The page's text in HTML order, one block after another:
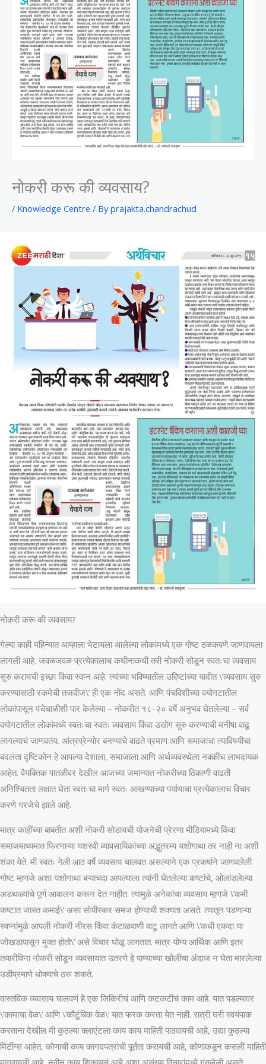
नोकरी करू की व्यवसाय?
/ Knowledge Centre / Byprajakta.chandrachud
नोकरी करू की व्यवसाय?
गेल्या काही महिन्यात आम्हाला भेटायला आलेल्या लोकांमध्ये एक गोष्ट ठळकपणे जाणवायला
लागली आहे. जवळजवळ प्रत्येकालाच कधीनाकधी तरी नोकरी सोडून स्वतःचा व्यवसाय
सुरु करायची इच्छा किंवा स्वप्न आहे. त्यांच्या भविष्यातील उद्दिष्टांच्या यादीत \’व्यवसाय सुरु
करण्यासाठी रकमेची तजवीज\’ ही एक नोंद असते. आणि पंचविशीच्या वयोगटातील
लोकांपासून पंचेचाळीशी पार केलेल्या – नोकरीत १८-२० वर्षे अनुभव घेतलेल्या – सर्व
वयोगटातील लोकांमध्ये स्वतःचा स्वतः व्यवसाय किंवा उद्योग सुरु करण्याची मनीषा वाढू
लागल्याचं जाणवतंय. आंत्रप्रेन्योर बनण्याचे वाढते प्रमाण आणि समाजाचा त्याविषयीचा
बदलता दृष्टिकोन हे आपल्या देशाला, समाजाला आणि अर्थव्यवस्थेला नक्कीच लाभदायक
आहेत. वैयक्तिक पातळीवर देखील आजच्या जमान्यात नोकरीच्या ठिकाणी वाढती
अनिश्चितता लक्षात घेता स्वतःचा मार्ग स्वतः आखण्याच्या पर्यायाचा प्रत्येकालाच विचार
करणे गरजेचे झाले आहे.
मात्र काहींच्या बाबतीत अशी नोकरी सोडायची योजनेची प्रेरणा मीडियामध्ये किंवा
समाजमाध्यमात फिरणाऱ्या यशस्वी व्यावसायिकांच्या अद्भुतरम्य यशोगाथा तर नाही ना अशी
शंका येते. मी स्वतः गेली आठ वर्षे व्यवसाय चालवत असल्याने एक प्रकर्षाने जाणवलेली
गोष्ट म्हणजे अशा यशोगाथा बऱ्याचदा आपल्याला त्यांनी घेतलेल्या कष्टांचे, ओलांडलेल्या
अडथळ्यांचे पूर्ण आकलन करून देत नाहीत. त्यामुळे अनेकांचा व्यवसाय म्हणजे \’कमी
कष्टात जास्त कमाई\’ असा सोयीस्कर समज होण्याची शक्यता असते. त्यातून पडणाऱ्या
स्वप्नांमुळे आपली नोकरी नीरस किंवा कंटाळवाणी वाटू लागते आणि \’कधी एकदा या
जोखडापासून मुक्त होतो\’ असे विचार घोळू लागतात. मात्र योग्य आर्थिक आणि इतर
तयारीविना नोकरी सोडून व्यवसायात उतरणे हे पाण्याच्या खोलीचा अंदाज न घेता मारलेल्या
उडीप्रमाणे धोक्याचे ठरू शकते.
वास्तविक व्यवसाय चालवणं हे एक जिकिरीचं आणि कटकटीचं काम आहे. यात पडल्यावर
\’कामाचा वेळ\’ आणि \’कौटुंबिक वेळ\’ यात फरक करता येत नाही. रात्री घरी स्वयंपाक
करताना देखील मी कुठल्या क्लाएंटला काय काय माहिती पाठवायची आहे, उद्या कुठल्या
मिटींग्स आहेत, कोणाची काय कागदपत्रांची पूर्तता करायची आहे, कोणाकडून कसली माहिती